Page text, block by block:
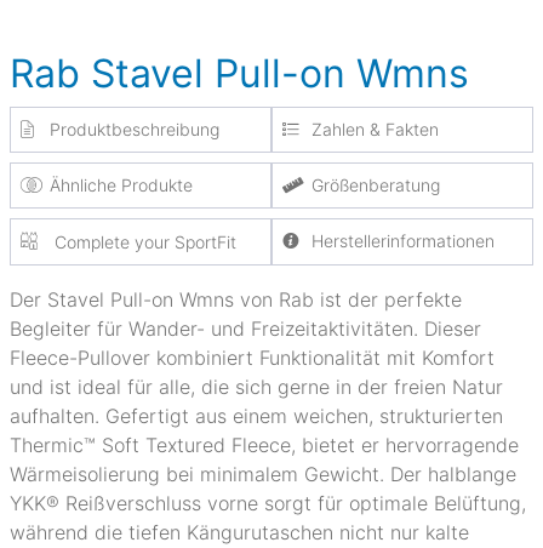
Rab Stavel Pull-on Wmns
Produktbeschreibung Zahlen & Fakten
Ähnliche Produkte Größenberatung
Complete your SportFit Herstellerinformationen
Der Stavel Pull-on Wmns von Rab ist der perfekte
Begleiter für Wander- und Freizeitaktivitäten. Dieser
Fleece-Pullover kombiniert Funktionalität mit Komfort
und ist ideal für alle, die sich gerne in der freien Natur
aufhalten. Gefertigt aus einem weichen, strukturierten
Thermic™ Soft Textured Fleece, bietet er hervorragende
Wärmeisolierung bei minimalem Gewicht. Der halblange
YKK® Reißverschluss vorne sorgt für optimale Belüftung,
während die tiefen Kängurutaschen nicht nur kalte